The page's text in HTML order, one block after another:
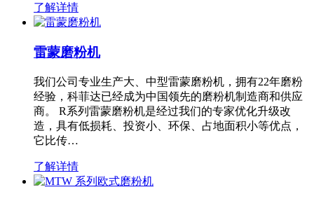
了解详情
雷蒙磨粉机
我们公司专业生产大、中型雷蒙磨粉机，拥有22年磨粉
经验，科菲达已经成为中国领先的磨粉机制造商和供应
商。 R系列雷蒙磨粉机是经过我们的专家优化升级改
造，具有低损耗、投资小、环保、占地面积小等优点，
它比传…
了解详情